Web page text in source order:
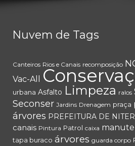
Nuvem de Tags
Canteiros Rios e Canais recomposição
Vac-All
urbana Asfalto Limpeza ralos
Seconser Jardins Drenagem praça
árvores PREFEITURA DE
canais Pintura Patrol caixa
tapa buraco árvores guarda corpo